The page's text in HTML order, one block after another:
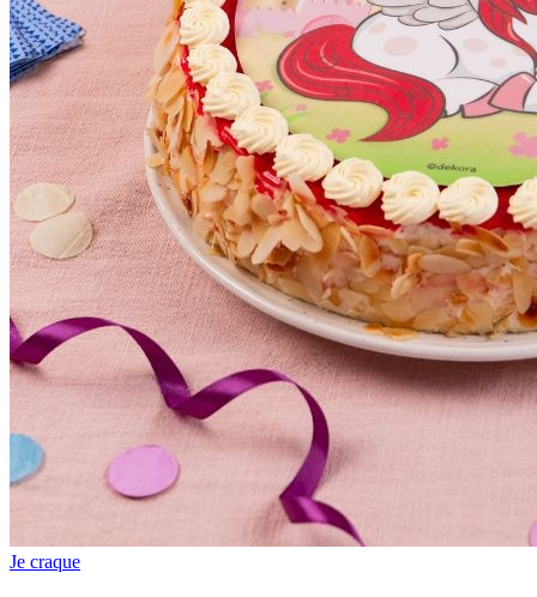
Je craque